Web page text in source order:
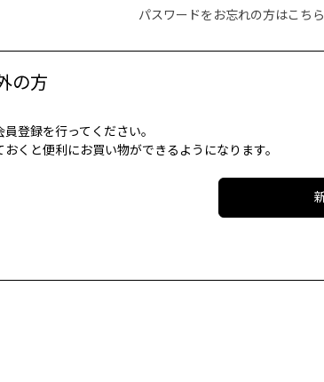
パスワードをお忘れの方はこちら
の方
登録を行ってください。
くと便利にお買い物ができるようになります。